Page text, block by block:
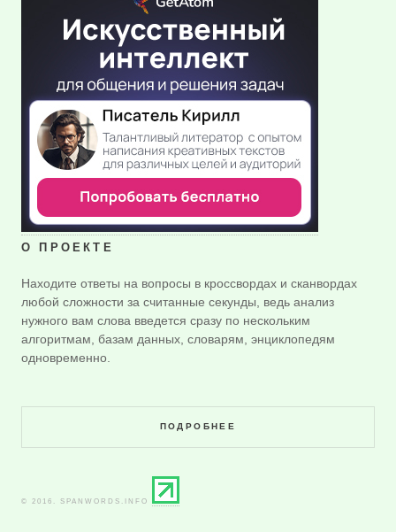
О ПРОЕКТЕ
Находите ответы на вопросы в кроссвордах и сканвордах
любой сложности за считанные секунды, ведь анализ
нужного вам слова введется сразу по нескольким
алгоритмам, базам данных, словарям, энциклопедям
одновременно.
ПОДРОБНЕЕ
© 2016. SPANWORDS.INFO